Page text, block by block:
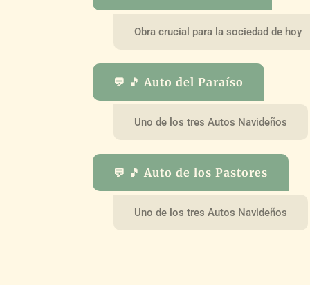
Obra crucial para la sociedad de hoy
💬 🎵 Auto del Paraíso
Uno de los tres Autos Navideños
💬 🎵 Auto de los Pastores
Uno de los tres Autos Navideños